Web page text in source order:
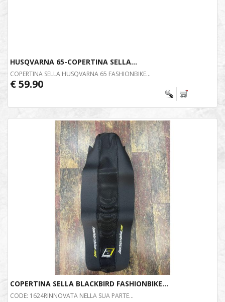
HUSQVARNA 65-COPERTINA SELLA...
COPERTINA SELLA HUSQVARNA 65 FASHIONBIKE...
€ 59.90
COPERTINA SELLA BLACKBIRD FASHIONBIKE...
CODE: 1624RINNOVATA NELLA SUA PARTE...